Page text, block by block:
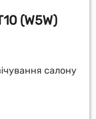
(W5W)
салону